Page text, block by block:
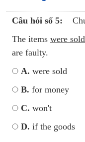
Câu hỏi số 5:
The items were sold
are faulty.
A. were sold
B. for money
C. won't
D. if the goods